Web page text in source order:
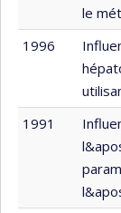
le
1996
1991